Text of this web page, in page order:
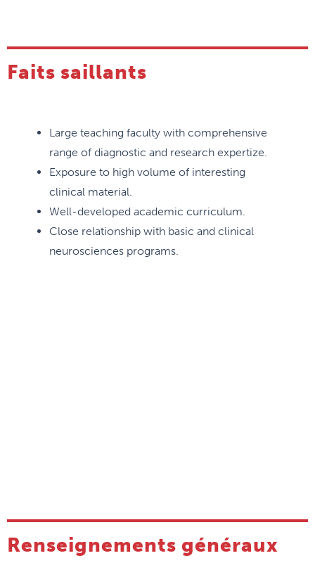
Faits saillants
Large teaching faculty with comprehensive
range of diagnostic and research expertize.
Exposure to high volume of interesting
clinical material.
Well-developed academic curriculum.
Close relationship with basic and clinical
neurosciences programs.
Renseignements généraux